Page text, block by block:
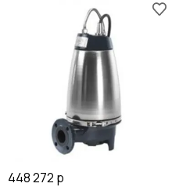
448 272 р